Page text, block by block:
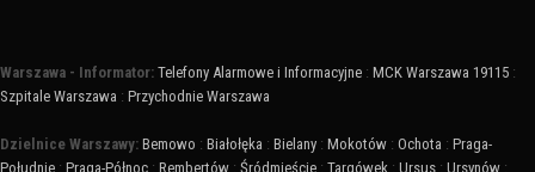
Warszawa - Informator: Telefony Alarmowe i Informacyjne : MCK Warszawa 19115 :
Szpitale Warszawa : Przychodnie Warszawa
Dzielnice Warszawy: Bemowo : Białołęka : Bielany : Mokotów : Ochota : Praga-
Południe : Praga-Północ : Rembertów : Śródmieście : Targówek : Ursus : Ursynów :